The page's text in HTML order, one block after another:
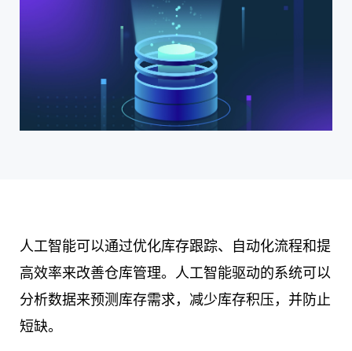
人工智能可以通过优化库存跟踪、自动化流程和提
高效率来改善仓库管理。人工智能驱动的系统可以
分析数据来预测库存需求，减少库存积压，并防止
短缺。